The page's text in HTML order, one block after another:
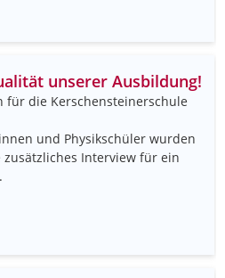
unserer Ausbildung!
für die Kerschensteinerschule
und Physikschüler wurden
Interview für ein